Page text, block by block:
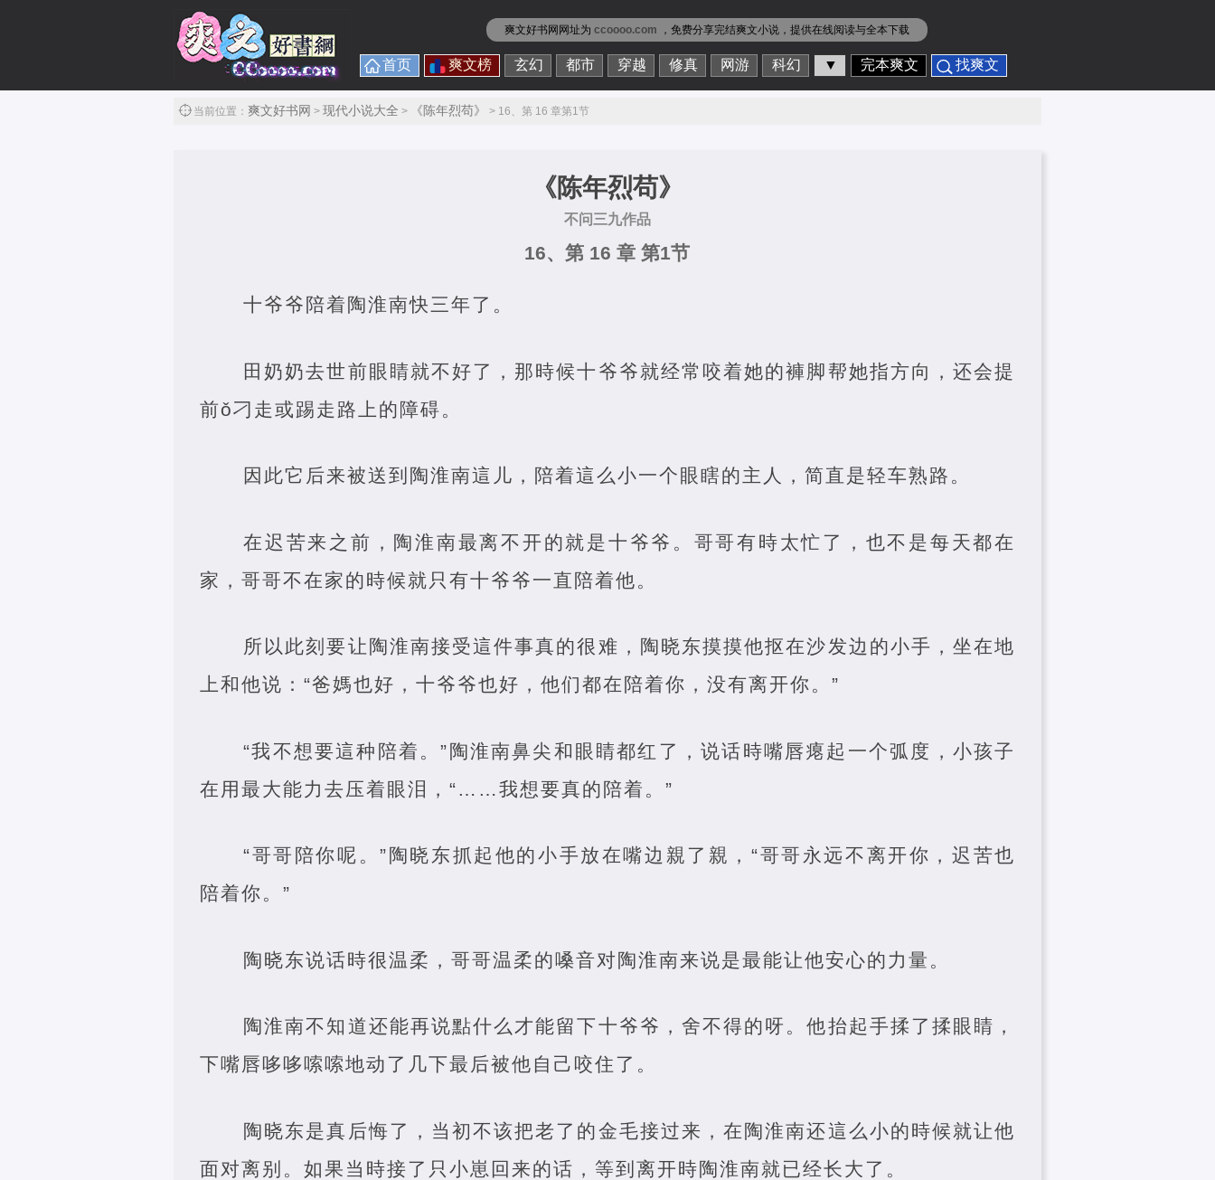
爽文好书网网址为 ccoooo.com ，免费分享完结爽文小说 ，提供在线阅读与全本下载
首页 爽文榜 玄幻 都市 穿越 修真 网游 科幻 ▼ 完本爽文 找爽文
当前位置： 爽文好书网 > 现代小说大全 > 《陈年烈苟》 > 16、第 16 章第1节
《陈年烈苟》
不问三九作品
16、第 16 章 第1节
十爷爷陪着陶淮南快三年了。
田奶奶去世前眼睛就不好了，那時候十爷爷就经常咬着她的褲脚帮她指方向，还会提
前ǒ刁走或踢走路上的障碍。
因此它后来被送到陶淮南這儿，陪着這么小一个眼瞎的主人，简直是轻车熟路。
在迟苦来之前，陶淮南最离不开的就是十爷爷。哥哥有時太忙了，也不是每天都在
家，哥哥不在家的時候就只有十爷爷一直陪着他。
所以此刻要让陶淮南接受這件事真的很难，陶晓东摸摸他抠在沙发边的小手，坐在地
上和他说：“爸媽也好，十爷爷也好，他们都在陪着你，没有离开你。”
“我不想要這种陪着。”陶淮南鼻尖和眼睛都红了，说话時嘴唇瘪起一个弧度，小孩子
在用最大能力去压着眼泪，“……我想要真的陪着。”
“哥哥陪你呢。”陶晓东抓起他的小手放在嘴边親了親，“哥哥永远不离开你，迟苦也
陪着你。”
陶晓东说话時很温柔，哥哥温柔的嗓音对陶淮南来说是最能让他安心的力量。
陶淮南不知道还能再说點什么才能留下十爷爷，舍不得的呀。他抬起手揉了揉眼睛，
下嘴唇哆哆嗦嗦地动了几下最后被他自己咬住了。
陶晓东是真后悔了，当初不该把老了的金毛接过来，在陶淮南还這么小的時候就让他
面对离别。如果当時接了只小崽回来的话，等到离开時陶淮南就已经长大了。